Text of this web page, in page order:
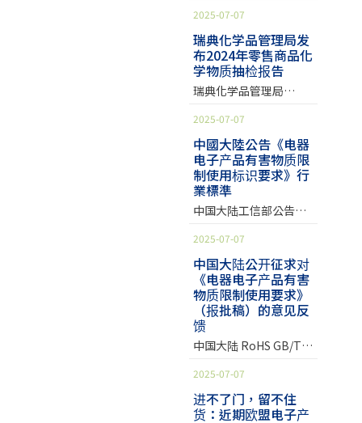
对以下项目进行化学分
析: 超标的品项与内容 以
及违反的法规 化学分析
结果显示，36 种产品中
有 13
被做为界面活性剂，具
性，被应用在多种工业
用途中，然而这些物质
会对人体与环境造成危
害，故世界各市场主管
制。 全氟羧酸(PFCA)家
族介绍 提到PFCA, 一定
少不了提到相关大
RoHS、REACH、POPs
等相关指令规范，进口
商恐将面临指控。 超标
常客在你家产品里? 据统
计，违法商品有77%来
自于直运商店
(Dropshipping)，其中
的电商平台，剩下的
33%来自于拥有实体商
店的线上商店。常见的
违规现象为电子设备中
的铅含量过高，珠宝首
饰中的镉含量过高，软
塑化剂含量过高。以电
子设备为例，常在焊点
部位发现铅含量超标。
一不小心，被下架 有关
当局指出，经过数次的
稽查发现，在欧盟销售
的线上商品常带有大量
据调查，违规商品主要
规趋势日益受到重视 在
当前合规要求日益严格
的市场环境下，这些产
品无疑正面临严重的销
售风险。此次调查中检
测到的违规物质，包括
铅、镉等重金属元素、
邻苯二甲酸酯类塑化
剂、壬基酚和甲醛等，
均为 RoHS、SVHC 和附
录 17 等法规所明确限制
的物质。部分产品的超
标程度甚至达到法规限
值的约 400 倍。相关部
门已迅速采取行动，停
止这些违规商品的销
售，并对相关产品的配
送进行了限制。参考资
料：National Agency
for Technology and
Standards > News >
Press Release
(kats.go.kr)
销包括含 DEHP 在内的
12 种邻苯二甲酸酯类塑
化剂 (Phthalates) 的静
脉注射袋与管材，若为
无意添加则不得超过
由为数不多的厂商供
应，并且约七成的医院
至今仍使用含有 Di(2-
ethylhexyl) phthalate
(DEHP) 的 PVC 制成的
静脉注射相关医材，因
场带来巨大冲击。 如何
确保产品合规性 由于邻
苯二甲酸酯类塑化剂的
生殖毒性或内分泌干扰
性质，可能导致生育能
力下降、儿童发育异常
甚至导致癌症等不良健
规如 RoHS, REACH,
MDR 或美国加州 65 等
皆有相关管制。为了确
产品有害物质限制使用
要求》结合《第1号修改
单》的改版修订。 继
2024 年 6 月 29 日，
「中国国家标准」公告
器电子产品有害物质限
制使用要求》《第1号修
改单》后。 2024 年 11
月 19 日，工信部又公开
征求对《电器电子产品
有害物质限制使用要
见稿）的意见，相关意
见征询的截止日期为
2025 年 1 月 18 日。
GB/T 26572-2011主要
修订内容 此次征求意见
稿按照 GB/T 1.1-
2020《标准化工作导则
结构和起草规则》的规
定起草，为 GB/T
26572-2011 及其修改
2025-07-07
瑞典化学品管理局发
布2024年零售商品化
学物质抽检报告
瑞典化学品管理局
KEMI) 为瑞典政府辖下
的专业机构，组织目标
是降低化学品对人类健
康和环境的潜在风险。
2024年，瑞典化学品管
理局与瑞典的市政当局
画，针对小型零售商贩
售的商品进行危险物质
的监控。 瑞典全境抽检
计画 此次检查涵盖瑞典
境内 248 家商店的 607
件商品，重点针对软塑
料、电子产品及珠宝等
去在相关检测中被发现
具有较高的化学风险。
KEMI 希望借此计画加强
2025-07-07
中國大陸公告《电器
电子产品有害物质限
制使用标识要求》行
業標準
中国大陆工信部公告
器电子产品有害物质限
制使用标识要求》行业
标准。 《电器电子产品
有害物质限制使用标识
要求》四月起上路 2024
年 12 月 25 日，中国大
陆工业和信息化部公告
质限制使用标识要求》
行业标准。 该标准规定
了电器电子产品中有害
2025-07-07
中国大陆公开征求对
《电器电子产品有害
物质限制使用要求》
（报批稿）的意见反
馈
中国大陆 RoHS GB/T
产品有害物质限制使用
要求》修订草案完成，
公开征求回馈意见。
2025-07-07
进不了门，留不住
货：近期欧盟电子产